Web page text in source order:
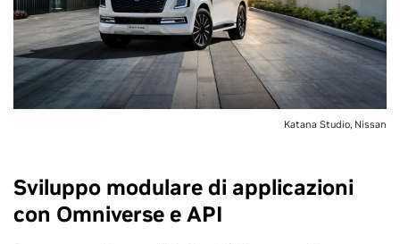
Katana Studio, Nissan
Sviluppo modulare di applicazioni
con Omniverse e API